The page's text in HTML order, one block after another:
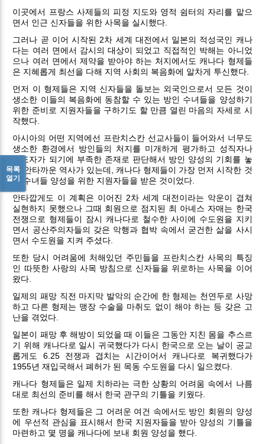
이곳에서 프랑스 사제들의 피정 지도와 영적 쉼터의 자리를 맡으
면서 인근 신자들을 위한 사목을 실시했다.
그러나 곧 이어 시작된 2차 세계 대전에서 일본의 적성국인 캐나
다는 여러 면에서 감시의 대상이 되었고 직접적인 박해는 아니었
으나 여러 면에서 제약을 받아야 하는 처지에서도 캐나다 형제들
은 지혜롭게 최선을 다해 지역 사회의 복음화에 알차게 투신했다.
먼저 이 형제들은 지역 신자들을 돌보는 외국인으로서 모든 것이
생소한 이들의 복음화에 동참할 수 있는 방인 수녀들을 양성하기
위한 준비로 지원자들을 구하기도 할 만큼 열린 마음의 자세로 시
작했다.
아시아의 어떤 지역에선 프란치스칸 선교사들이 들어와서 너무도
생소한 환경에서 방인들의 처지를 미개하게 평가하고 성직자나
수도자가 되기에 부족한 존재로 판단해서 방인 양성의 기회를 놓
친 안타까운 역사가 있는데, 캐나다 형제들이 가장 먼저 시작한 것
이 수녀들 양성을 위한 지원자들을 받은 것이었다.
안타깝게도 이 계획은 이어진 2차 세계 대전이라는 악운이 겹쳐
실현하지 못했으나 그때 회원으로 점지된 최 아녜스 자매는 한국
전쟁으로 형제들이 잠시 캐나다로 철수한 사이에 수도원을 지키
면서 공산주의자들의 갖은 악행과 협박 속에서 굳건한 삶을 사시
면서 수도원을 지켜 주셨다.
또한 당시 어려움에 처해있던 주민들을 프란치스칸 사목의 특징
인 따뜻한 사랑의 사목 방침으로 신자들을 위로하는 사목을 이어
왔다.
일제의 패망 직전 마지막 발악의 순간에 한 형제는 천연두로 사망
하고 다른 형제는 맹장 수술을 마취도 없이 해야 하는 등 갖은 고
난을 겪었다.
일본이 패망 후 해방이 되었을 때 이들은 그동안 지친 몸을 추스르
기 위해 캐나다로 일시 귀국했다가 다시 한국으로 오는 날이 공교
롭게도 6.25 전쟁과 겹치는 시간이어서 캐나다로 복귀했다가
1955년 재입국해서 폐허가 된 목동 수도원을 다시 일으켰다.
캐나다 형제들은 일제 치하라는 극한 상황의 어려움 속에서 나름
대로 최선의 준비를 해서 한국 관구의 기틀을 키웠다.
또한 캐나다 형제들은 그 어려운 여건 속에서도 방인 회원의 양성
에 우선적 관심을 표시해서 한국 지원자들을 받아 양성의 기틀을
마련하고 몇 명을 캐나다에 보내 회원 양성을 했다.
목록
열기